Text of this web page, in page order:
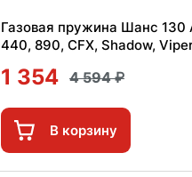
Газовая пружина Шанс
440, 890, CFX, Shadow,
1 354 4 594
В корзину